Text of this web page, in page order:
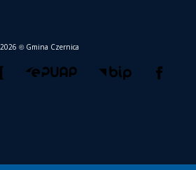
2026 © Gmina Czernica